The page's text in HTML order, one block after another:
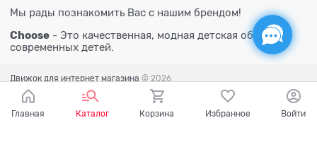
Мы рады познакомить Вас с нашим брендом!
Choose - Это качественная, модная детская обувь для
современных детей.
Движок для интернет магазина © 2026
Главная Каталог Корзина Избранное Войти